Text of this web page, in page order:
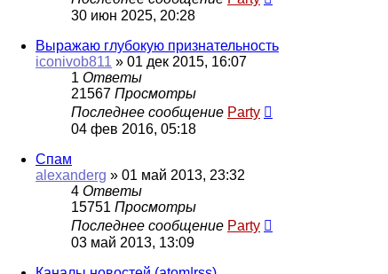
30 июн 2025, 20:28
Выражаю глубокую признательность
iconivob811 » 01 дек 2015, 16:07
1 Ответы
21567 Просмотры
Последнее сообщение Party
04 фев 2016, 05:18
Спам
alexanderg » 01 май 2013, 23:32
4 Ответы
15751 Просмотры
Последнее сообщение Party
03 май 2013, 13:09